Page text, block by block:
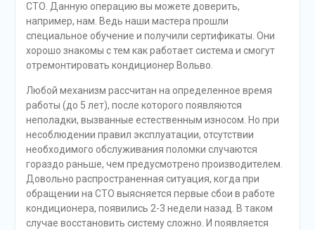
СТО. Данную операцию вы можете доверить,
например, нам. Ведь наши мастера прошли
специальное обучение и получили сертификаты. Они
хорошо знакомы с тем как работает система и смогут
отремонтировать кондиционер Вольво.
Любой механизм рассчитан на определенное время
работы (до 5 лет), после которого появляются
неполадки, вызванные естественным износом. Но при
несоблюдении правил эксплуатации, отсутствии
необходимого обслуживания поломки случаются
гораздо раньше, чем предусмотрено производителем.
Довольно распространенная ситуация, когда при
обращении на СТО выясняется первые сбои в работе
кондиционера, появились 2-3 недели назад. В таком
случае восстановить систему сложно. И появляется